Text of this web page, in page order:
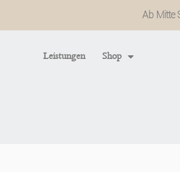
Ab Mitte
Leistungen Shop